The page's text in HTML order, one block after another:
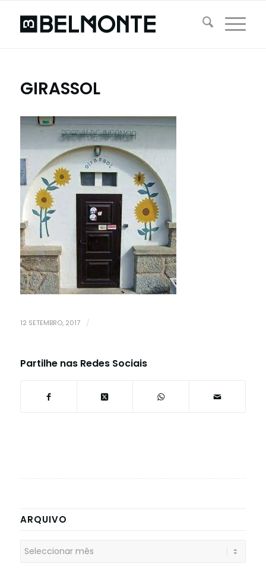
GIRASSOL
12 SETEMBRO, 2017 /
Partilhe nas Redes Sociais
ARQUIVO